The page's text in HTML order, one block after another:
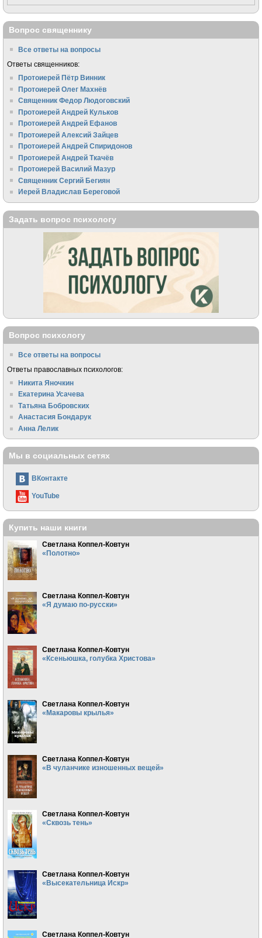
Вопрос священнику
Все ответы на вопросы
Ответы священников:
Протоиерей Пётр Винник
Протоиерей Олег Махнёв
Священник Федор Людоговский
Протоиерей Андрей Кульков
Протоиерей Андрей Ефанов
Протоиерей Алексий Зайцев
Протоиерей Андрей Спиридонов
Протоиерей Андрей Ткачёв
Протоиерей Василий Мазур
Священник Сергий Бегиян
Иерей Владислав Береговой
Задать вопрос психологу
Вопрос психологу
Все ответы на вопросы
Ответы православных психологов:
Никита Яночкин
Екатерина Усачева
Татьяна Бобровских
Анастасия Бондарук
Анна Лелик
Мы в социальных сетях
ВКонтакте
YouTube
Купить наши книги
Светлана Коппел-Ковтун
«Полотно»
Светлана Коппел-Ковтун
«Я думаю по-русски»
Светлана Коппел-Ковтун
«Ксеньюшка, голубка Христова»
Светлана Коппел-Ковтун
«Макаровы крылья»
Светлана Коппел-Ковтун
«В чуланчике изношенных вещей»
Светлана Коппел-Ковтун
«Сквозь тень»
Светлана Коппел-Ковтун
«Высекательница Искр»
Светлана Коппел-Ковтун